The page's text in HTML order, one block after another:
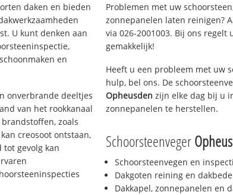
daken en bieden
U kunt denken aan
en
onverbrande deeltjes
van het rookkanaal
zoals
creosoot ontstaan,
gevolg kan
Problemen met uw
zonnepanelen laten reinigen?
via 026-2001003. Bij ons
gemakkelijk!
Heeft u een probleem met uw
hulp, bel ons. De
Opheusden zijn elke dag bij u
zonnepanelen te herstellen.
Schoorsteenveger
Schoorsteenvegen en
Dakgoten reining en
Dakkapel, zonnepanelen en